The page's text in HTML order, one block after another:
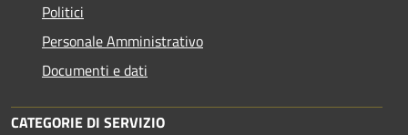
Politici
Personale Amministrativo
Documenti e dati
CATEGORIE DI SERVIZIO